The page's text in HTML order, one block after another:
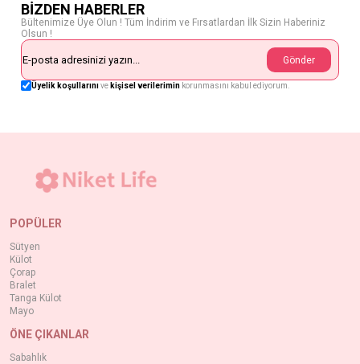
BİZDEN HABERLER
Bültenimize Üye Olun ! Tüm İndirim ve Fırsatlardan İlk Sizin Haberiniz
Olsun !
Gönder
Üyelik koşullarınıve kişisel verilerimin korunmasını kabul ediyorum.
POPÜLER
Sütyen
Külot
Çorap
Bralet
Tanga Külot
Mayo
ÖNE ÇIKANLAR
Sabahlık